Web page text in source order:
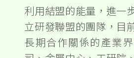
利用結盟的能量，進一
立研發聯盟的團隊，目
長期合作關係的產業